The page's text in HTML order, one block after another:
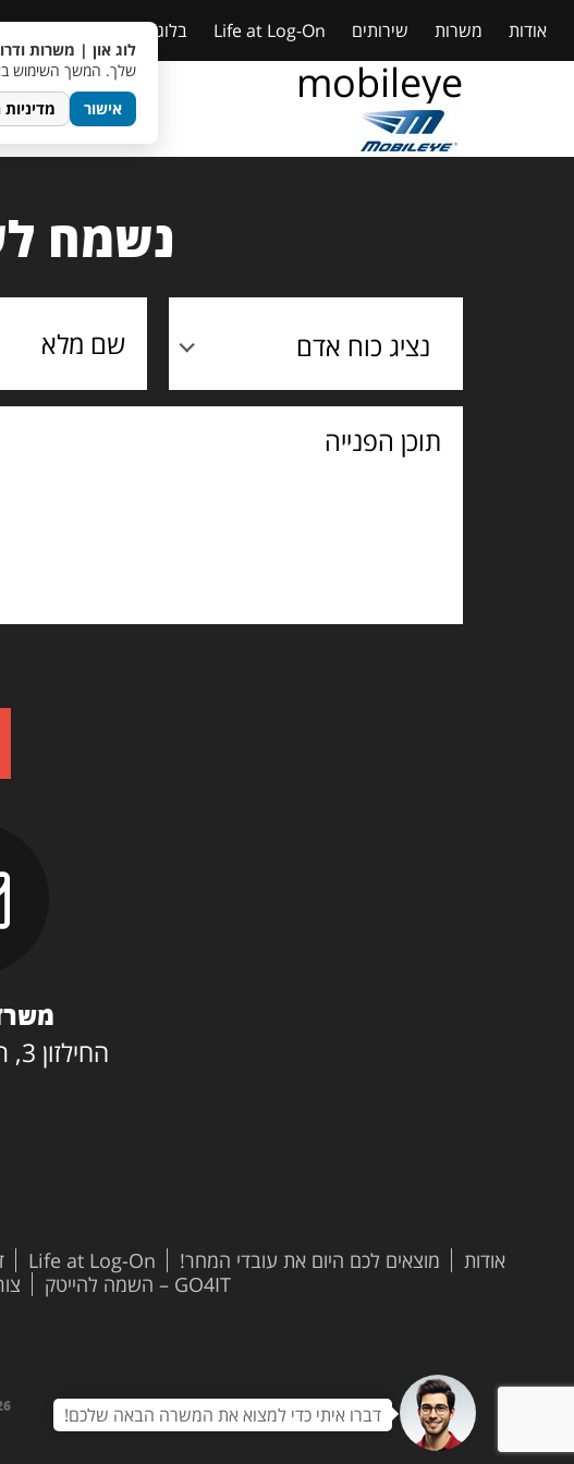
אודות משרות שירותים Life at Log-On בלוג
mobileye
נשמח
נציג כוח אדם
תוכן
החילזון 3, רמת גן 5252267
אודות מוצאים לכם היום את עובדי המחר! Life at Log-On
GO4IT – השמה להייטק
דברו איתי כדי למצוא את המשרה הבאה שלכם!
לוג און | משרות
שלך. המשך השימוש
אישור